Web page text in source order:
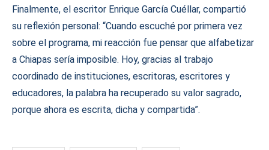
Finalmente, el escritor Enrique García Cuéllar, compartió
su reflexión personal: “Cuando escuché por primera vez
sobre el programa, mi reacción fue pensar que alfabetizar
a Chiapas sería imposible. Hoy, gracias al trabajo
coordinado de instituciones, escritoras, escritores y
educadores, la palabra ha recuperado su valor sagrado,
porque ahora es escrita, dicha y compartida”.